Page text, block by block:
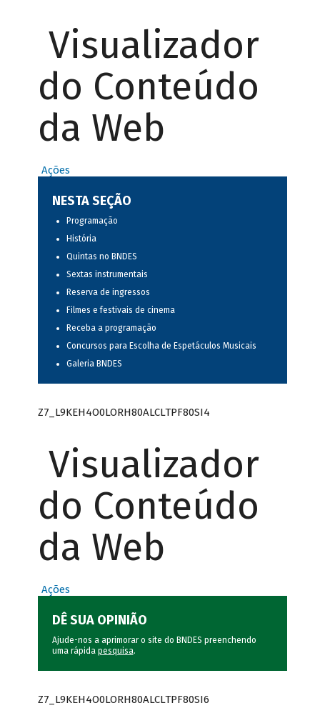
Visualizador
do Conteúdo
da Web
Ações
NESTA SEÇÃO
Programação
História
Quintas no BNDES
Sextas instrumentais
Reserva de ingressos
Filmes e festivais de cinema
Receba a programação
Concursos para Escolha de Espetáculos Musicais
Galeria BNDES
Z7_L9KEH4O0LORH80ALCLTPF80SI4
Visualizador
do Conteúdo
da Web
Ações
DÊ SUA OPINIÃO
Ajude-nos a aprimorar o site do BNDES preenchendo
uma rápida pesquisa.
Z7_L9KEH4O0LORH80ALCLTPF80SI6